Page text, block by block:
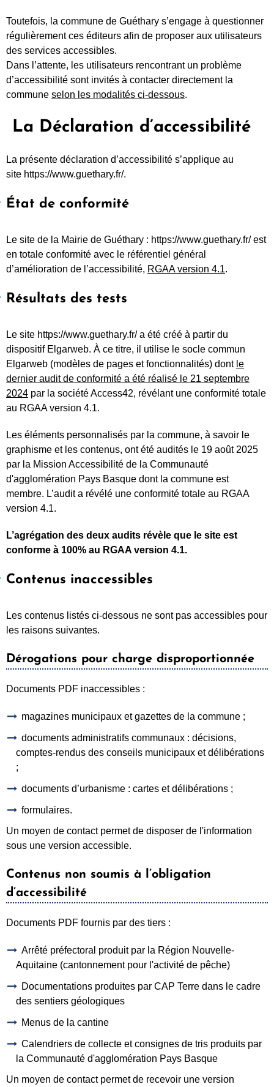
Toutefois, la commune de Guéthary s’engage à questionner
régulièrement ces éditeurs afin de proposer aux utilisateurs
des services accessibles.
Dans l’attente, les utilisateurs rencontrant un problème
d’accessibilité sont invités à contacter directement la
commune selon les modalités ci-dessous.
La Déclaration d’accessibilité
La présente déclaration d’accessibilité s’applique au
site https://www.guethary.fr/.
État de conformité
Le site de la Mairie de Guéthary : https://www.guethary.fr/ est
en totale conformité avec le référentiel général
d’amélioration de l’accessibilité, RGAA version 4.1.
Résultats des tests
Le site https://www.guethary.fr/ a été créé à partir du
dispositif Elgarweb. À ce titre, il utilise le socle commun
Elgarweb (modèles de pages et fonctionnalités) dont le
dernier audit de conformité a été réalisé le 21 septembre
2024 par la société Access42, révélant une conformité totale
au RGAA version 4.1.
Les éléments personnalisés par la commune, à savoir le
graphisme et les contenus, ont été audités le 19 août 2025
par la Mission Accessibilité de la Communauté
d'agglomération Pays Basque dont la commune est
membre. L’audit a révélé une conformité totale au RGAA
version 4.1.
L’agrégation des deux audits révèle que le site est
conforme à 100% au RGAA version 4.1.
Contenus inaccessibles
Les contenus listés ci-dessous ne sont pas accessibles pour
les raisons suivantes.
Dérogations pour charge disproportionnée
Documents PDF inaccessibles :
magazines municipaux et gazettes de la commune ;
documents administratifs communaux : décisions,
comptes-rendus des conseils municipaux et délibérations
;
documents d’urbanisme : cartes et délibérations ;
formulaires.
Un moyen de contact permet de disposer de l'information
sous une version accessible.
Contenus non soumis à l’obligation
d’accessibilité
Documents PDF fournis par des tiers :
Arrêté préfectoral produit par la Région Nouvelle-
Aquitaine (cantonnement pour l'activité de pêche)
Documentations produites par CAP Terre dans le cadre
des sentiers géologiques
Menus de la cantine
Calendriers de collecte et consignes de tris produits par
la Communauté d'agglomération Pays Basque
Un moyen de contact permet de recevoir une version